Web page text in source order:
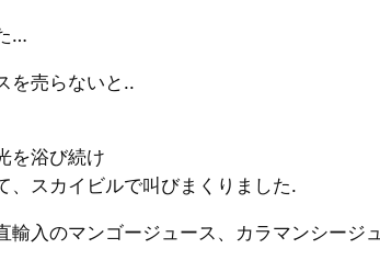
…
を売らないと..
を浴び続け
、スカイビルで叫びまくりました.
輸入のマンゴージュース、カラマンシージ